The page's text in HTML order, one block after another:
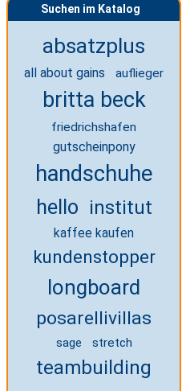
Suchen im Katalog
absatzplus
all about gains auflieger
britta beck
friedrichshafen
gutscheinpony
handschuhe
hello institut
kaffee kaufen
kundenstopper
longboard
posarellivillas
sage stretch
teambuilding